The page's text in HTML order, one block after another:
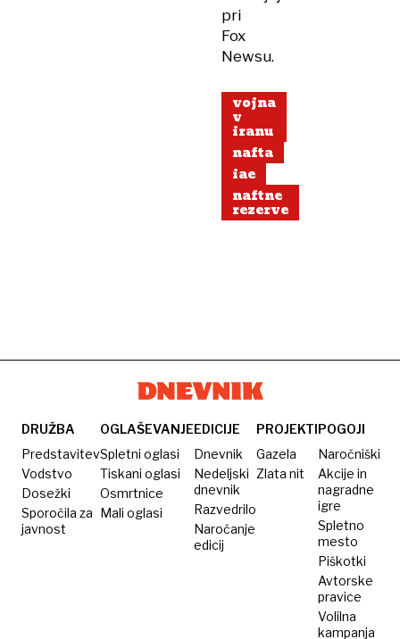
pri
Fox
Newsu.
vojna
v
iranu
nafta
iae
naftne
rezerve
DRUŽBA
Predstavitev
Vodstvo
Dosežki
Sporočila za
javnost
OGLAŠEVANJE
Spletni oglasi
Tiskani oglasi
Osmrtnice
Mali oglasi
EDICIJE
Dnevnik
Nedeljski
dnevnik
Razvedrilo
Naročanje
edicij
PROJEKTI
Gazela
Zlata nit
POGOJI
Naročniški
Akcije in
nagradne
igre
Spletno
mesto
Piškotki
Avtorske
pravice
Volilna
kampanja